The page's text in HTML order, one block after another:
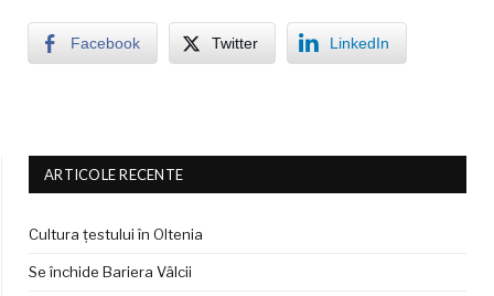
Facebook Twitter LinkedIn
ARTICOLE RECENTE
Cultura țestului în Oltenia
Se închide Bariera Vâlcii